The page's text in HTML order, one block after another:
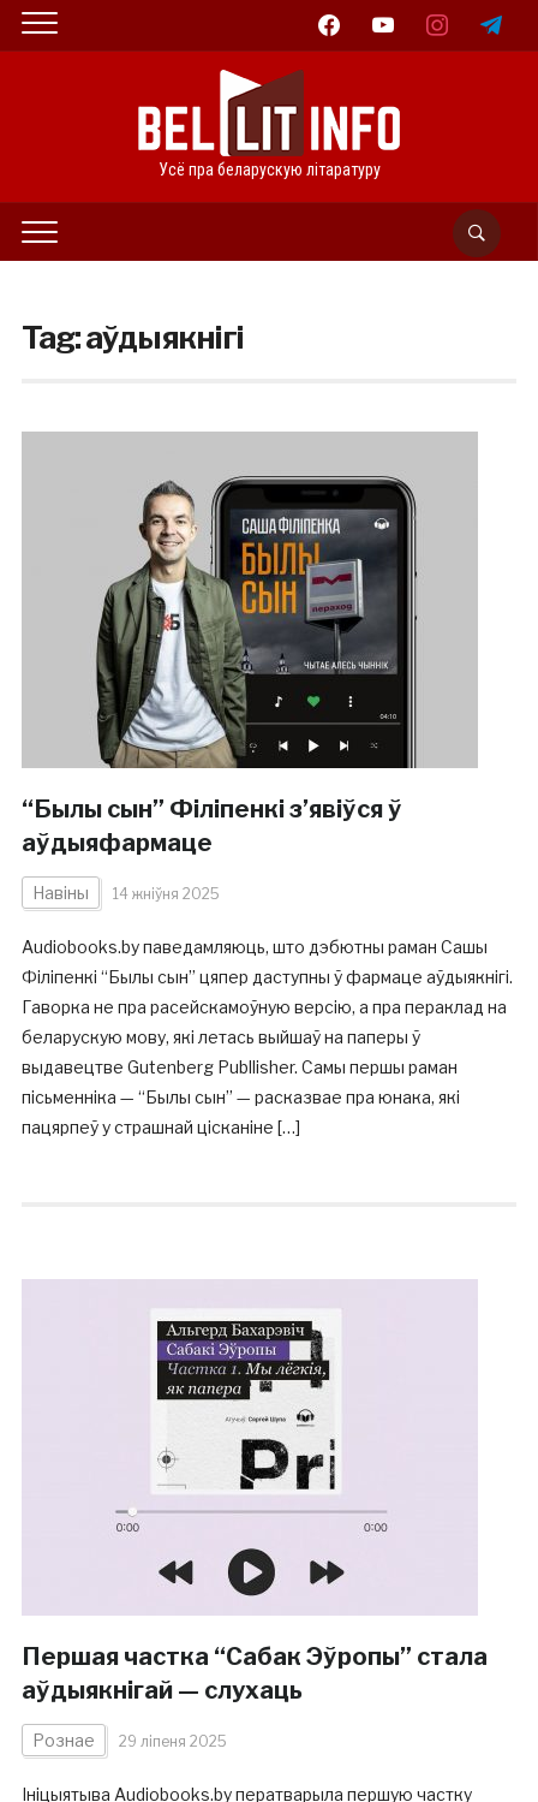
facebookyoutube instagramtelegram
Усё пра беларускую літаратуру
Tag:аўдыякнігі
“Былы сын” Філіпенкі з’явіўся ў
аўдыяфармаце
Навіны 14 жніўня 2025
Audiobooks.by паведамляюць, што дэбютны раман Сашы
Філіпенкі “Былы сын” цяпер даступны ў фармаце аўдыякнігі.
Гаворка не пра расейскамоўную версію, а пра пераклад на
беларускую мову, які летась выйшаў на паперы ў
выдавецтве Gutenberg Publlisher. Самы першы раман
пісьменніка — “Былы сын” — расказвае пра юнака, які
пацярпеў у страшнай цісканіне […]
Першая частка “Сабак Эўропы” стала
аўдыякнігай — слухаць
Рознае 29 ліпеня 2025
Ініцыятыва Audiobooks.by ператварыла першую частку